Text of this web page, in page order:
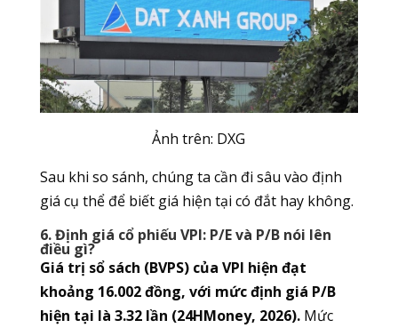
Ảnh trên: DXG
Sau khi so sánh, chúng ta cần đi sâu vào định
giá cụ thể để biết giá hiện tại có đắt hay không.
6. Định giá cổ phiếu VPI: P/E và P/B nói lên
điều gì?
Giá trị sổ sách (BVPS) của VPI hiện đạt
khoảng 16.002 đồng, với mức định giá P/B
hiện tại là 3.32 lần (24HMoney, 2026).Mức